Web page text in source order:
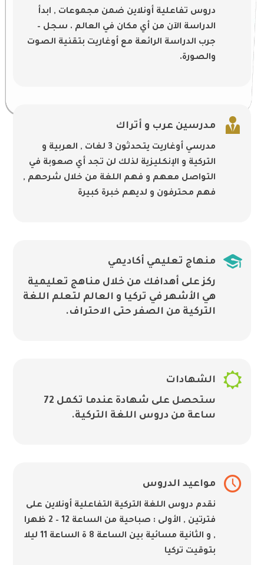
دروس تفاعلية أونلاين ضمن مجموعات , ابدأ
الدراسة الآن من أي مكان في العالم . سجل –
جرب الدراسة الرائعة مع أوغاريت بتقنية الصوت
والصورة.
 مدرسين عرب و أتراك
مدرسي أوغاريت يتحدثون 3 لغات , العربية و
التركية و الإنكليزية لذلك لن تجد أي صعوبة في
التواصل معهم و فهم اللغة من خلال شرحهم ,
فهم محترفون و لديهم خبرة كبيرة

منهاج تعليمي أكاديمي
ركز على أهدافك من خلال مناهج تعليمية
هي الأشهر في تركيا و العالم لتعلم اللغة
التركية من الصفر حتى الاحتراف.

الشهادات
ستحصل على شهادة عندما تكمل 72
ساعة من دروس اللغة التركية.
 مواعيد الدروس
نقدم دروس اللغة التركية التفاعلية أونلاين على
فترتين , الأولى : صباحية من الساعة 12 – 2 ظهرا
, و الثانية مسائية بين الساعة 8 ة الساعة 11 ليلا
بتوقيت تركيا